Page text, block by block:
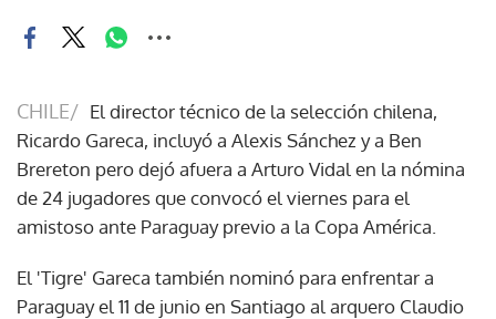
CHILE/ El director técnico de la selección chilena,
Ricardo Gareca, incluyó a Alexis Sánchez y a Ben
Brereton pero dejó afuera a Arturo Vidal en la nómina
de 24 jugadores que convocó el viernes para el
amistoso ante Paraguay previo a la Copa América.
El 'Tigre' Gareca también nominó para enfrentar a
Paraguay el 11 de junio en Santiago al arquero Claudio